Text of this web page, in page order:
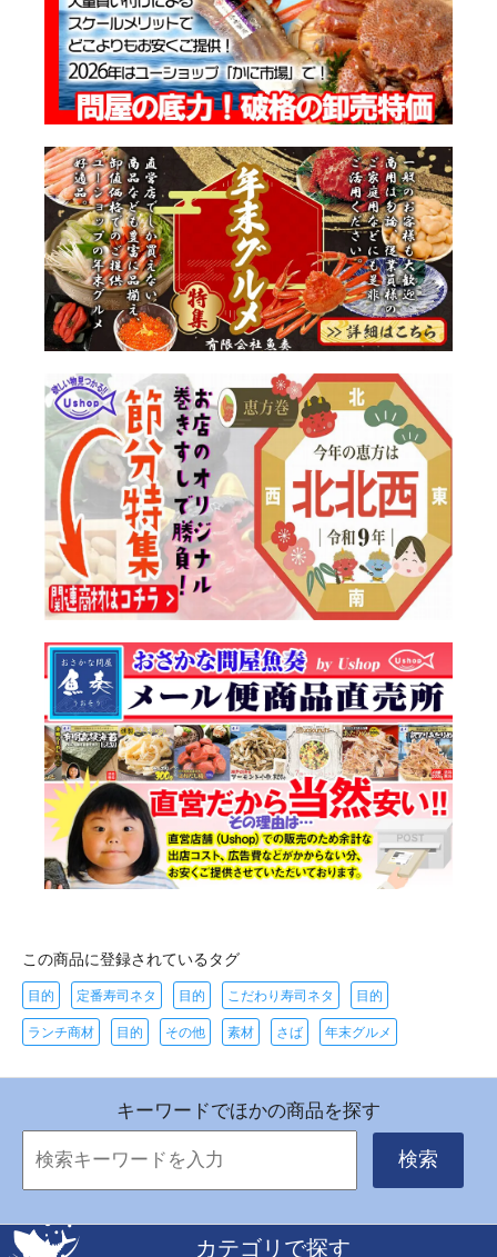
この商品に登録されているタグ
目的 定番寿司ネタ 目的 こだわり寿司ネタ 目的
ランチ商材 目的 その他 素材 さば 年末グルメ
キーワードでほかの商品を探す
検索
カテゴリで探す